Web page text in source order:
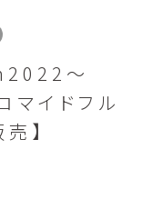
〜
イドフル
】